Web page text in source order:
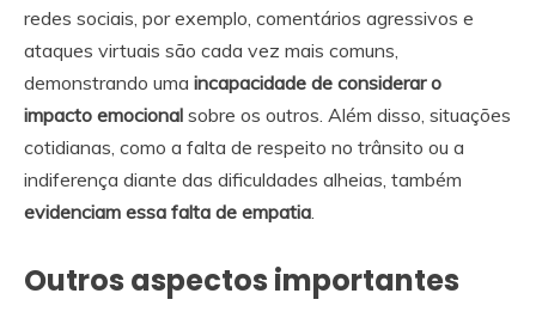
redes sociais, por exemplo, comentários agressivos e
ataques virtuais são cada vez mais comuns,
demonstrando uma incapacidade de considerar o
impacto emocional sobre os outros. Além disso, situações
cotidianas, como a falta de respeito no trânsito ou a
indiferença diante das dificuldades alheias, também
evidenciam essa falta de empatia
Outros aspectos importantes